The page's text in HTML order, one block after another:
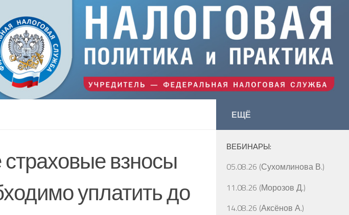
взносы
уплатить до
ЕЩЁ
ВЕБИНАРЫ:
05.08.26 (Сухомлинова В.)
11.08.26 (Морозов Д.)
14.08.26 (Аксёнов А.)